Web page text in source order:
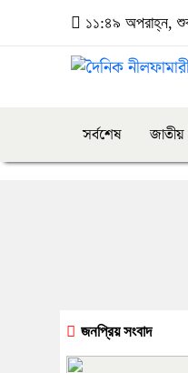
১১:৪৯ অপরাহ্ন,
সর্বশেষ জাতীয়
জনপ্রিয় সংবাদ